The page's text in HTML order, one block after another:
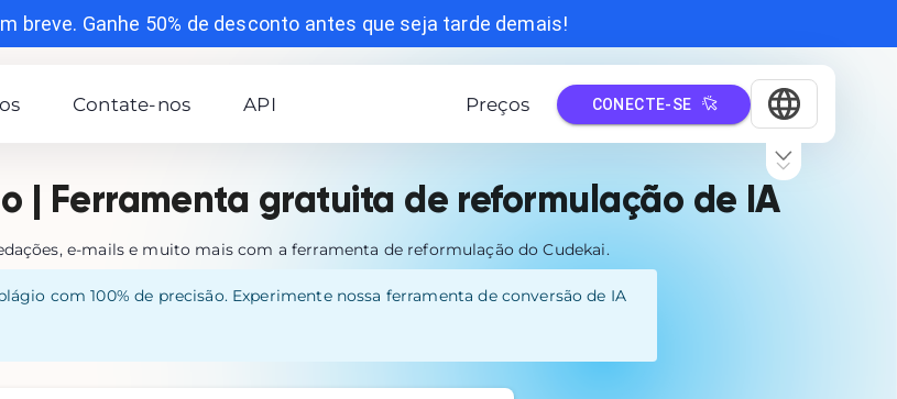
breve. Ganhe 50% de desconto antes que seja tarde demais!
Contate-nos API Preços CONECTE-SE
| Ferramenta gratuita de reformulação de IA
e-mails e muito mais com a ferramenta de reformulação do Cudekai.
com 100% de precisão. Experimente nossa ferramenta de conversão de IA